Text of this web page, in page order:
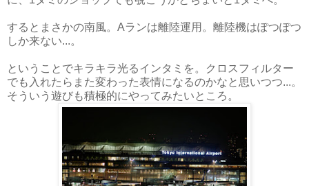
するとまさかの南風。Aランは離陸運用。離陸機はぽつぽつ
しか来ない...。
ということでキラキラ光るインタミを。クロスフィルター
でも入れたらまた変わった表情になるのかなと思いつつ...。
そういう遊びも積極的にやってみたいところ。